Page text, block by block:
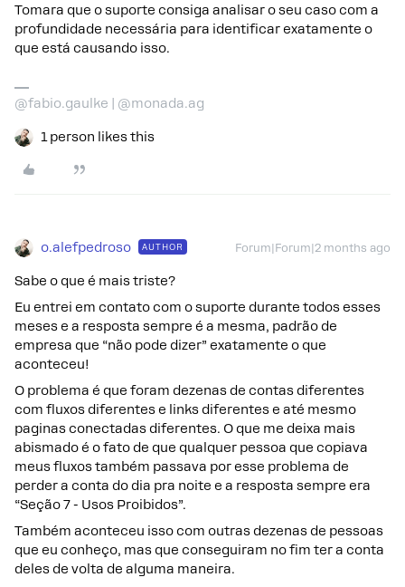
Tomara que o suporte consiga analisar o seu caso com a
profundidade necessária para identificar exatamente o
que está causando isso.
@fabio.gaulke | @monada.ag
1 person likes this
o.alefpedroso AUTHOR Forum|Forum|2 months ago
Sabe o que é mais triste?
Eu entrei em contato com o suporte durante todos esses
meses e a resposta sempre é a mesma, padrão de
empresa que “não pode dizer” exatamente o que
aconteceu!
O problema é que foram dezenas de contas diferentes
com fluxos diferentes e links diferentes e até mesmo
paginas conectadas diferentes. O que me deixa mais
abismado é o fato de que qualquer pessoa que copiava
meus fluxos também passava por esse problema de
perder a conta do dia pra noite e a resposta sempre era
“Seção 7 - Usos Proibidos”.
Também aconteceu isso com outras dezenas de pessoas
que eu conheço, mas que conseguiram no fim ter a conta
deles de volta de alguma maneira.